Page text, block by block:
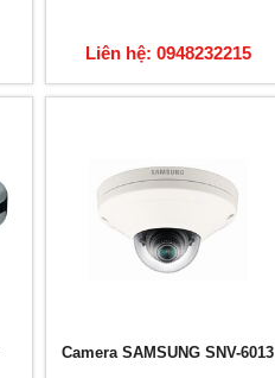
Liên hệ: 0948232215
Camera SAMSUNG SNV-6013